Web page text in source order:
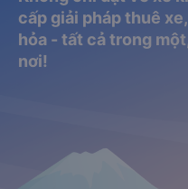
cấp giải pháp thuê
hỏa - tất cả trong
nơi!